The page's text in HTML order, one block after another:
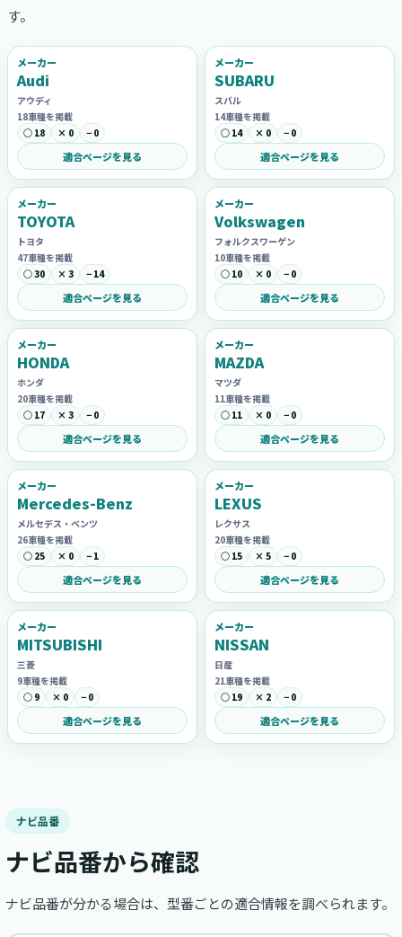
す。
メーカー
Audi
アウディ
18車種を掲載
○ 18
× 0 − 0
適合ページを見る
メーカー
SUBARU
スバル
14車種を掲載
○ 14
× 0 − 0
適合ページを見る
メーカー
TOYOTA
トヨタ
47車種を掲載
○ 30
× 3 − 14
適合ページを見る
メーカー
Volkswagen
フォルクスワーゲン
10車種を掲載
○ 10
× 0 − 0
適合ページを見る
メーカー
HONDA
ホンダ
20車種を掲載
○ 17
× 3 − 0
適合ページを見る
メーカー
MAZDA
マツダ
11車種を掲載
○ 11
× 0 − 0
適合ページを見る
メーカー
Mercedes-Benz
メルセデス・ベンツ
26車種を掲載
○ 25
× 0 − 1
適合ページを見る
メーカー
LEXUS
レクサス
20車種を掲載
○ 15
× 5 − 0
適合ページを見る
メーカー
MITSUBISHI
三菱
9車種を掲載
○ 9
× 0 − 0
適合ページを見る
メーカー
NISSAN
日産
21車種を掲載
○ 19
× 2 − 0
適合ページを見る
ナビ品番
ナビ品番から確認
ナビ品番が分かる場合は、型番ごとの適合情報を調べられます。